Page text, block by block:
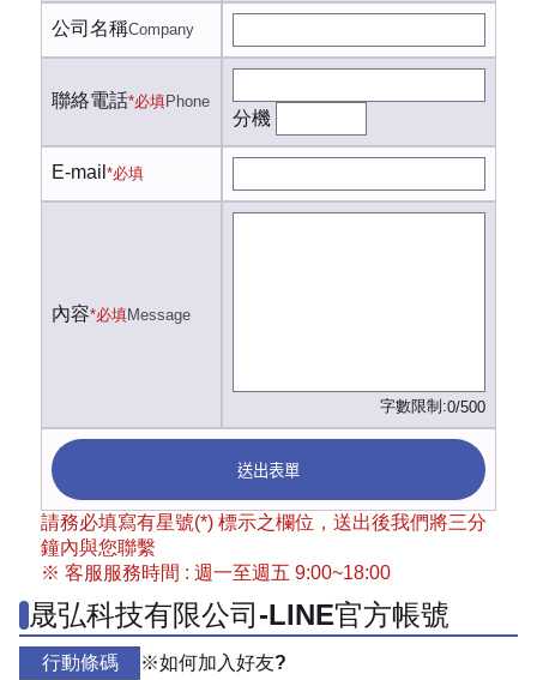
公司名稱Company
聯絡電話*必填Phone
分機
E-mail *必填
內容*必填Message
字數限制:0/500
送出表單
請務必填寫有星號(*) 標示之欄位，送出後我們將三分
鐘內與您聯繫
※ 客服服務時間 : 週一至週五 9:00~18:00
晟弘科技有限公司-LINE官方帳號
行動條碼
※如何加入好友?